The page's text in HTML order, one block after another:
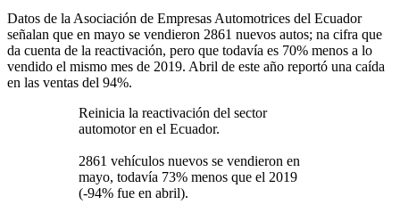
Datos de la Asociación de Empresas Automotrices del Ecuador
señalan que en mayo se vendieron 2861 nuevos autos; na cifra que
da cuenta de la reactivación, pero que todavía es 70% menos a lo
vendido el mismo mes de 2019. Abril de este año reportó una caída
en las ventas del 94%.
Reinicia la reactivación del sector
automotor en el Ecuador.
2861 vehículos nuevos se vendieron en
mayo, todavía 73% menos que el 2019
(-94% fue en abril).